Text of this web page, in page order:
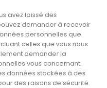
avez laissé des
demander à recevoir
personnelles que
celles que vous nous
demander la
vous concernant.
données stockées à des
des raisons de sécurité.